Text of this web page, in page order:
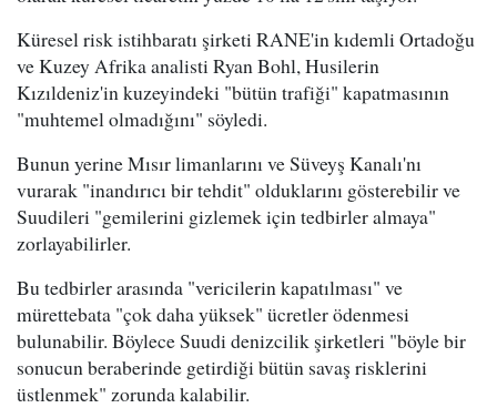
Küresel risk istihbaratı şirketi RANE'in kıdemli Ortadoğu
ve Kuzey Afrika analisti Ryan Bohl, Husilerin
Kızıldeniz'in kuzeyindeki "bütün trafiği" kapatmasının
"muhtemel olmadığını" söyledi.
Bunun yerine Mısır limanlarını ve Süveyş Kanalı'nı
vurarak "inandırıcı bir tehdit" olduklarını gösterebilir ve
Suudileri "gemilerini gizlemek için tedbirler almaya"
zorlayabilirler.
Bu tedbirler arasında "vericilerin kapatılması" ve
mürettebata "çok daha yüksek" ücretler ödenmesi
bulunabilir. Böylece Suudi denizcilik şirketleri "böyle bir
sonucun beraberinde getirdiği bütün savaş risklerini
üstlenmek" zorunda kalabilir.